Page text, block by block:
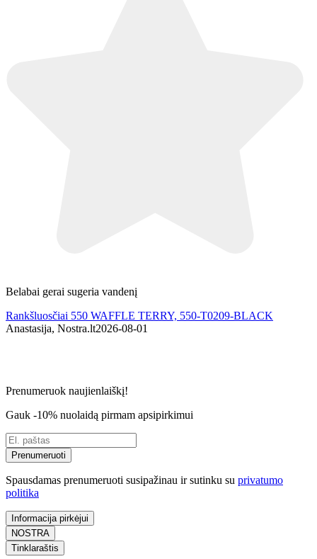
Belabai gerai sugeria vandenį
Rankšluosčiai 550 WAFFLE TERRY, 550-T0209-BLACK
Anastasija, Nostra.lt2026-08-01
Prenumeruok naujienlaiškį!
Gauk -10% nuolaidą pirmam apsipirkimui
Prenumeruoti
Spausdamas prenumeruoti susipažinau ir sutinku su privatumo
politika
Informacija pirkėjui
NOSTRA
Tinklaraštis